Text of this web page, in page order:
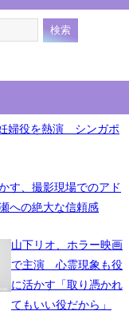
婦役を熱演 シンガポ
す、撮影現場でのアド
への絶大な信頼感
山下リオ、ホラー映画
で主演 心霊現象も役
に活かす「取り憑かれ
てもいい役だから」